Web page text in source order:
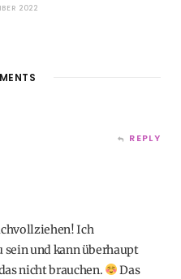
2022
REPLY
Ich
und kann überhaupt
nicht brauchen.
Das